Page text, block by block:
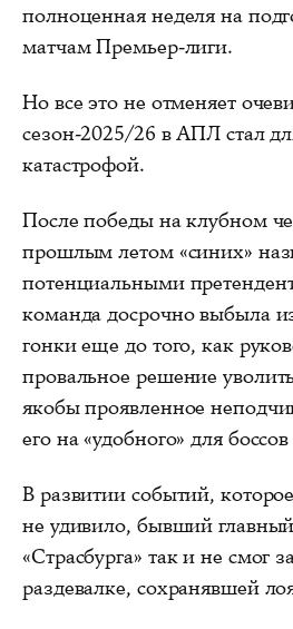
полноценная неделя на
матчам Премьер-лиги.
Но все это не отменяет
сезон-2025/26 в АПЛ стал
катастрофой.
После победы на клубном
прошлым летом «синих»
потенциальными
команда досрочно выбыла
гонки еще до того, как
провальное решение
якобы проявленное
его на «удобного» для
В развитии событий,
не удивило, бывший
«Страсбурга» так и не смог
раздевалке, сохранявшей